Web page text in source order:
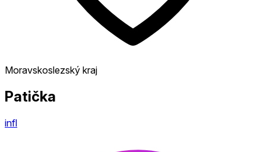
Moravskoslezský kraj
Patička
infl